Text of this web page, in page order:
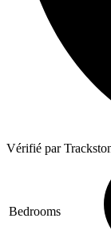
Vérifié par
Bedrooms